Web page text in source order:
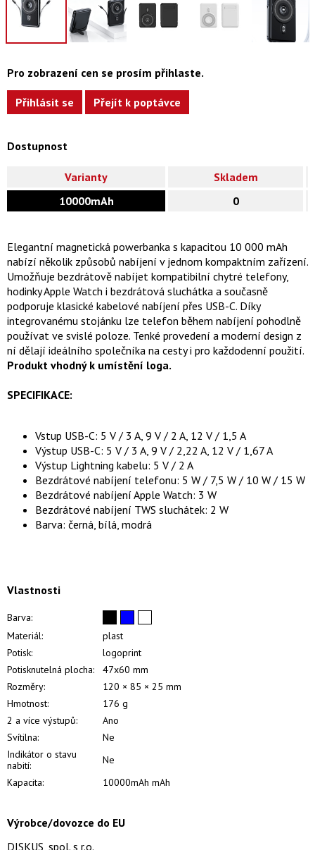
Pro zobrazení cen se prosím přihlaste.
Přihlásit se Přejít k poptávce
Dostupnost
Varianty
Skladem
10000mAh
0
Elegantní magnetická powerbanka s kapacitou 10 000 mAh
nabízí několik způsobů nabíjení v jednom kompaktním zařízení.
Umožňuje bezdrátově nabíjet kompatibilní chytré telefony,
hodinky Apple Watch i bezdrátová sluchátka a současně
podporuje klasické kabelové nabíjení přes USB-C. Díky
integrovanému stojánku lze telefon během nabíjení pohodlně
používat ve svislé poloze. Tenké provedení a moderní design z
ní dělají ideálního společníka na cesty i pro každodenní použití.
Produkt vhodný k umístění loga.
SPECIFIKACE:
Vstup USB-C: 5 V / 3 A, 9 V / 2 A, 12 V / 1,5 A
Výstup USB-C: 5 V / 3 A, 9 V / 2,22 A, 12 V / 1,67 A
Výstup Lightning kabelu: 5 V / 2 A
Bezdrátové nabíjení telefonu: 5 W / 7,5 W / 10 W / 15 W
Bezdrátové nabíjení Apple Watch: 3 W
Bezdrátové nabíjení TWS sluchátek: 2 W
Barva: černá, bílá, modrá
Vlastnosti
Barva:
Materiál:
plast
Potisk:
logoprint
Potisknutelná plocha:
47x60 mm
Rozměry:
120 × 85 × 25 mm
Hmotnost:
176 g
2 a více výstupů:
Ano
Svítilna:
Ne
Indikátor o stavu
nabití:
Ne
Kapacita:
10000mAh mAh
Výrobce/dovozce do EU
DISKUS, spol. s r.o.